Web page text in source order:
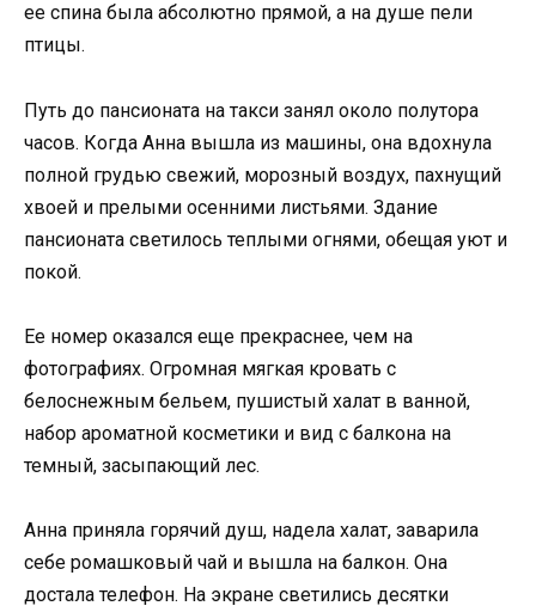
ее спина была абсолютно прямой, а на душе пели
птицы.
Путь до пансионата на такси занял около полутора
часов. Когда Анна вышла из машины, она вдохнула
полной грудью свежий, морозный воздух, пахнущий
хвоей и прелыми осенними листьями. Здание
пансионата светилось теплыми огнями, обещая уют и
покой.
Ее номер оказался еще прекраснее, чем на
фотографиях. Огромная мягкая кровать с
белоснежным бельем, пушистый халат в ванной,
набор ароматной косметики и вид с балкона на
темный, засыпающий лес.
Анна приняла горячий душ, надела халат, заварила
себе ромашковый чай и вышла на балкон. Она
достала телефон. На экране светились десятки